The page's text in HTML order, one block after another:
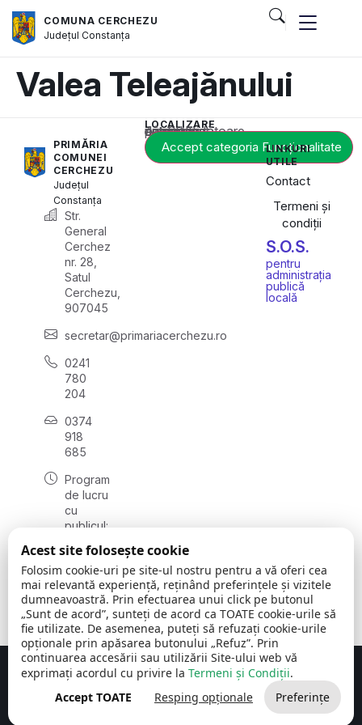
COMUNA CERCHEZU
JudețulConstanța
Valea Teleajănului
PRIMĂRIA
COMUNEI
CERCHEZU
Județul
Constanța
Str.
General
Cerchez
nr. 28,
Satul
Cerchezu,
907045
secretar@primariacerchezu.ro
0241
780
204
0374
918
685
Program
de lucru
cu
publicul:
08:00 -
16:30
, vineri:
08:00 -
14:00
LOCALIZARE
Acest conținut este blocat până când acceptați categoria corespunzătoare de cookie-uri.
Accept categoria Funcționalitate
LINKURI
UTILE
Contact
Termeni și
condiții
S.O.S.
pentru
administrația
publică
locală
Comuna Cerchezu © 2026Toate drepturile rezervate
Concept realizat de Big Media Relații Publice SRL
Acest site folosește cookie
Folosim cookie-uri pe site-ul nostru pentru a vă oferi cea
mai relevantă experiență, reținând preferințele și vizitele
dumneavoastră. Prin efectuarea unui click pe butonul
„Sunt de acord”, sunteți de acord ca TOATE cookie-urile să
fie utilizate. De asemenea, puteți să refuzați cookie-urile
opționale prin apăsarea butonului „Refuz”. Prin
continuarea accesării sau utilizării Site-ului web vă
exprimați acordul cu privire la Termeni și Condiții.
Accept TOATE
Resping opționale Preferințe